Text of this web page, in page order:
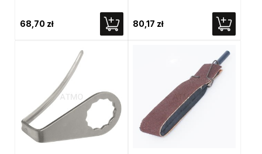
68,70 zł 80,17 zł